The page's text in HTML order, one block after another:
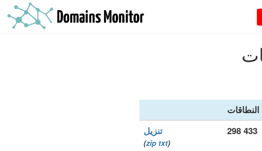
النطاقات
433 298 تنزيل
(
zip txt
)